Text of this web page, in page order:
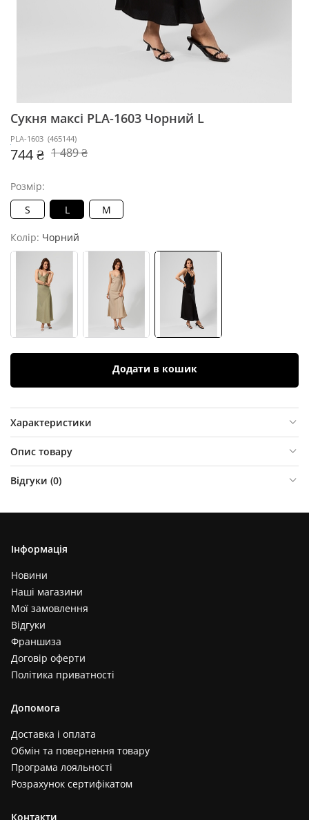
Сукня максі PLA-1603 Чорний L
PLA-1603 (465144)
744 ₴ 1 489 ₴
Розмір:
S
L M
Колір: Чорний
Додати в кошик
Характеристики
Опис товару
Відгуки (0)
Інформація
Новини
Наші магазини
Мої замовлення
Відгуки
Франшиза
Договір оферти
Політика приватності
Допомога
Доставка і оплата
Обмін та повернення товару
Програма лояльності
Розрахунок сертифікатом
Контакти